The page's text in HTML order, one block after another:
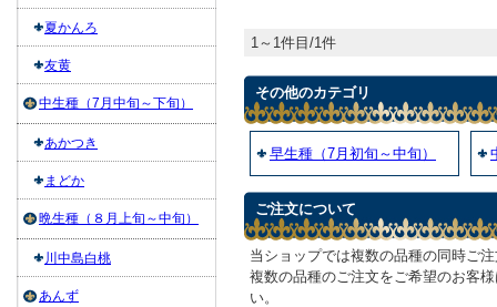
1～1件目/1件
その他のカテゴリ
早生種（7月初旬～中旬）
ご注文について
当ショップでは複数の品種の同時ご
複数の品種のご注文をご希望のお客
い。
夏かんろ
友黄
中生種（7月中旬～下旬）
あかつき
まどか
晩生種（８月上旬～中旬）
川中島白桃
あんず